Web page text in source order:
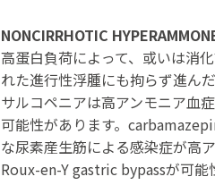
NONCIRRHOTIC
高蛋白負荷によって、或いは消
れた進行性浮腫にも拘らず進ん
サルコペニアは高アンモニア血
可能性があります。
な尿素産生筋による感染症が高
Roux-en-Y gastric bypassが可能